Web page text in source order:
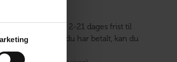
din rejse, har du 2-21 dages frist til
depositum. Indtil du har betalt, kan du
igen.